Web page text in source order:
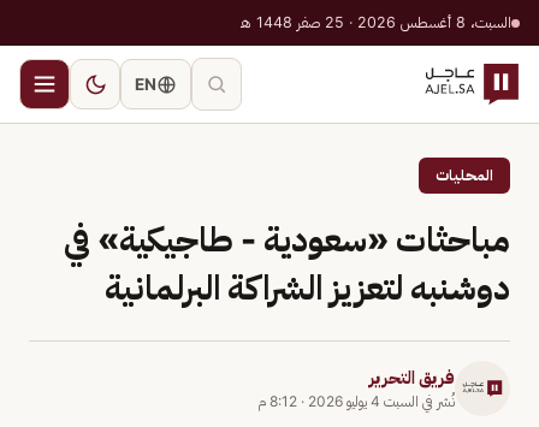
السبت، 8 أغسطس 2026 · 25 صفر 1448 هـ
EN
المحليات
مباحثات «سعودية - طاجيكية» في
دوشنبه لتعزيز الشراكة البرلمانية
فريق التحرير
نُشر في السبت 4 يوليو 2026 · 8:12 م